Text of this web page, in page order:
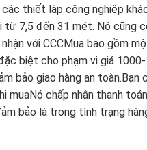
thiết lập công nghiệp
7,5 đến 31 mét. Nó cũng
với CCCMua bao gồm
biệt cho phạm vi giá
bảo giao hàng an
muaNó chấp nhận thanh
bảo là trong tình trạng